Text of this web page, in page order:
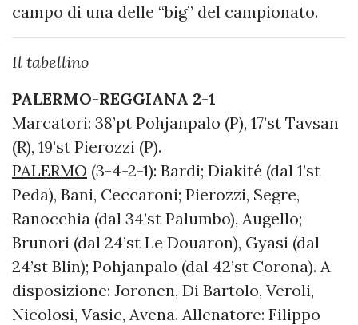
campo di una delle “big” del campionato.
Il tabellino
PALERMO-REGGIANA 2-1
Marcatori: 38’pt Pohjanpalo (P), 17’st Tavsan
(R), 19’st Pierozzi (P).
PALERMO (3-4-2-1): Bardi; Diakité (dal 1’st
Peda), Bani, Ceccaroni; Pierozzi, Segre,
Ranocchia (dal 34’st Palumbo), Augello;
Brunori (dal 24’st Le Douaron), Gyasi (dal
24’st Blin); Pohjanpalo (dal 42’st Corona). A
disposizione: Joronen, Di Bartolo, Veroli,
Nicolosi, Vasic, Avena. Allenatore: Filippo